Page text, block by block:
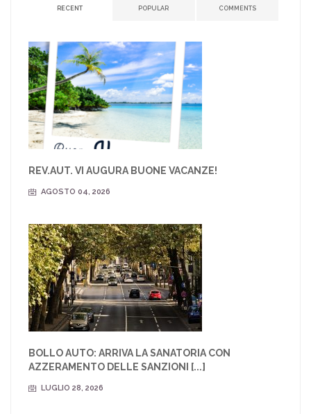
RECENT POPULAR COMMENTS
REV.AUT. VI AUGURA BUONE VACANZE!
AGOSTO 04, 2026
BOLLO AUTO: ARRIVA LA SANATORIA CON
AZZERAMENTO DELLE SANZIONI [...]
LUGLIO 28, 2026